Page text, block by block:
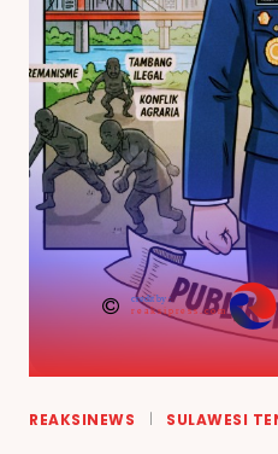
credit by :
reaksipress.com
REAKSINEWS SULAWESI